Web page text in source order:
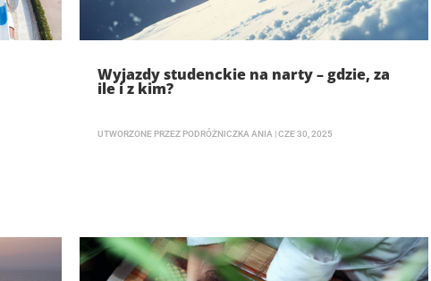
Wyjazdy studenckie na narty – gdzie, za
ile i z kim?
UTWORZONE PRZEZ PODRÓŻNICZKA ANIA |CZE 30, 2025